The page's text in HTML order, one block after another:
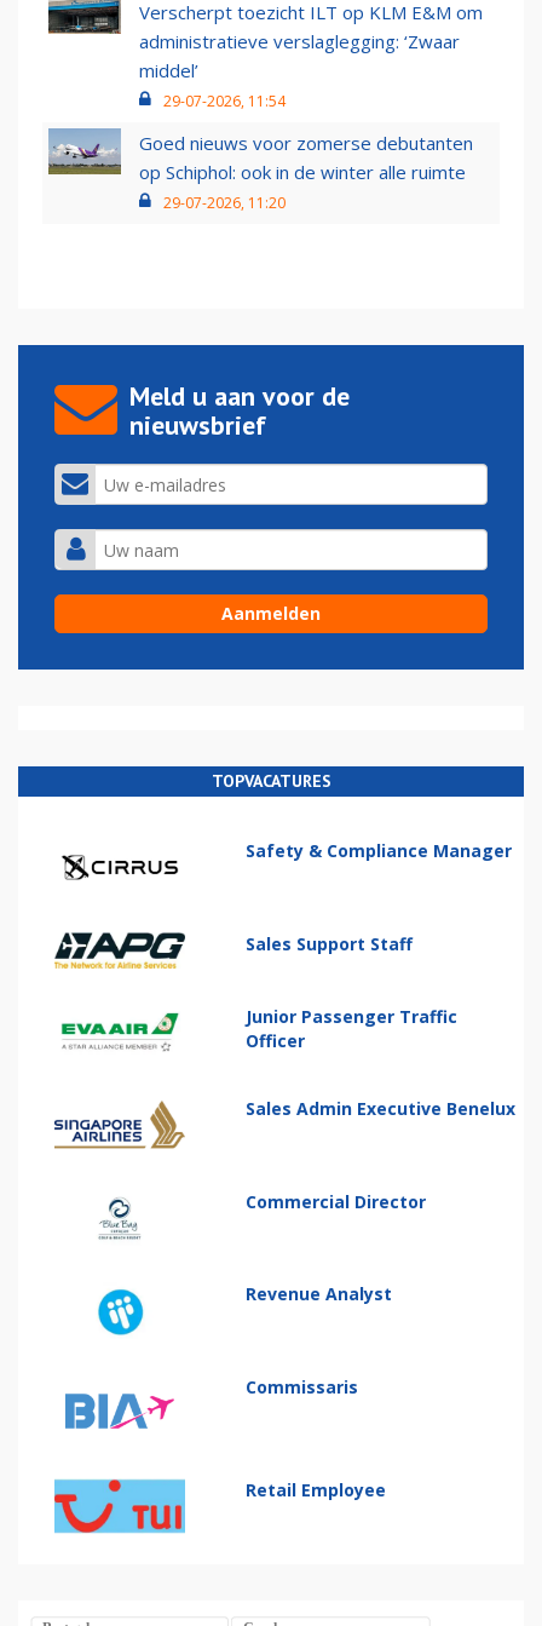
Verscherpt toezicht ILT op KLM E&M om
administratieve verslaglegging: ‘Zwaar
middel’
29-07-2026, 11:54
Goed nieuws voor zomerse debutanten
op Schiphol: ook in de winter alle ruimte
29-07-2026, 11:20
Meld u aan voor de
nieuwsbrief
TOPVACATURES
Safety & Compliance Manager
Sales Support Staff
Junior Passenger Traffic
Officer
Sales Admin Executive Benelux
Commercial Director
Revenue Analyst
Commissaris
Retail Employee